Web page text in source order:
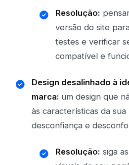
Resolução:
versão do site
testes e verificar
compatível e
Design desalinhado à
marca: um design que
às características da
desconfiança e
Resolução: siga